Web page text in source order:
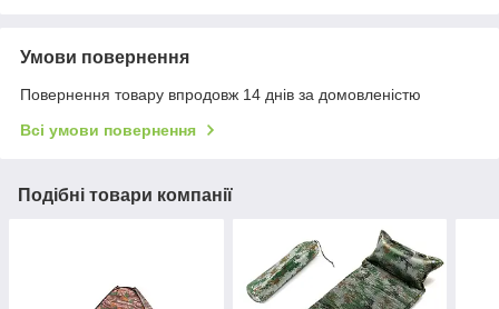
Умови повернення
Повернення товару впродовж 14 днів за домовленістю
Всі умови повернення
Подібні товари компанії